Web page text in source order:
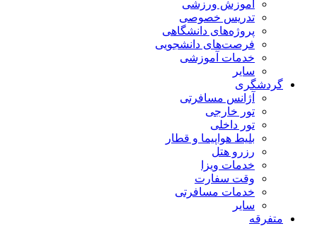
آموزش ورزشی
تدریس خصوصی
پروژه‌های دانشگاهی
فرصت‌های دانشجویی
خدمات آموزشی
سایر
گردشگری
آژانس مسافرتی
تور خارجی
تور داخلی
بلیط هواپیما و قطار
رزرو هتل
خدمات ویزا
وقت سفارت
خدمات مسافرتی
سایر
متفرقه